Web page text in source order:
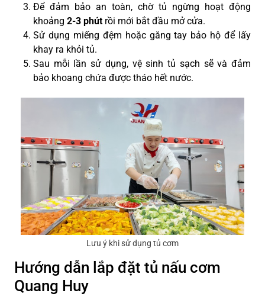
Để đảm bảo an toàn, chờ tủ ngừng hoạt động
khoảng 2-3 phútrồi mới bắt đầu mở cửa.
Sử dụng miếng đệm hoặc găng tay bảo hộ để lấy
khay ra khỏi tủ.
Sau mỗi lần sử dụng, vệ sinh tủ sạch sẽ và đảm
bảo khoang chứa được tháo hết nước.
Lưu ý khi sử dụng tủ cơm
Hướng dẫn lắp đặt tủ nấu cơm
Quang Huy